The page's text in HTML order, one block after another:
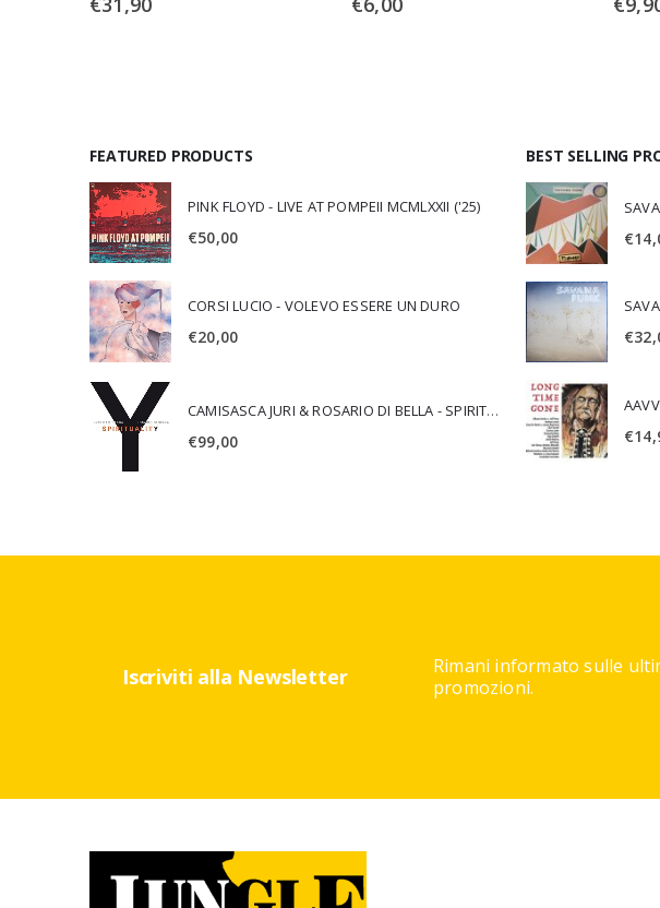
FEATURED PRODUCTS
PINK FLOYD - LIVE AT POMPEII MCMLXXII ('25)
€50,00
CORSI LUCIO - VOLEVO ESSERE UN DURO
€20,00
CAMISASCA JURI & ROSARIO DI BELLA - SPIRITUALITY
€99,00
BEST SELLING
€
€
€
Iscriviti alla Newsletter
Rimani informato sulle
promozioni.